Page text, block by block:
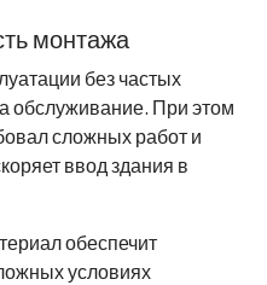
монтажа
без частых
обслуживание. При этом
сложных работ и
ввод здания в
обеспечит
условиях